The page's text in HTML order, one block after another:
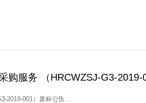
购服务 （HRCWZSJ-G3-2019-
2019-001）废标公告...